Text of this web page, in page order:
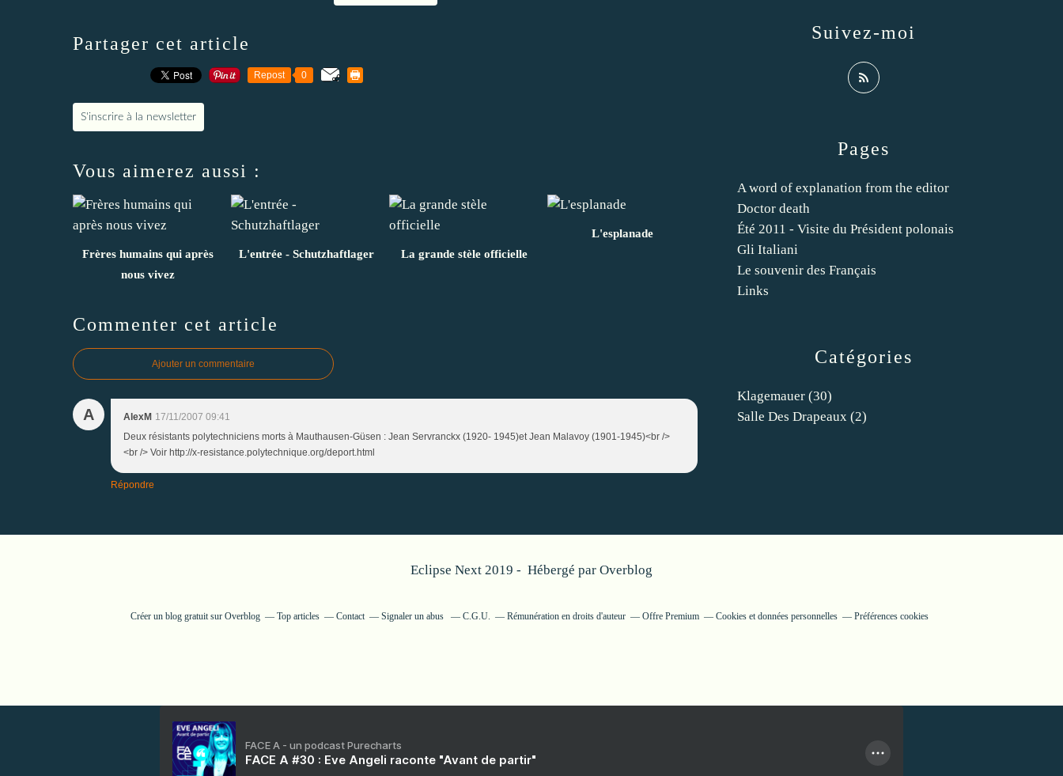
Partager cet article
Repost 0
S'inscrire à la newsletter
Vous aimerez aussi :
Frères humains qui après
nous vivez
L'entrée - Schutzhaftlager La grande stèle officielle
L'esplanade
Commenter cet article
Ajouter un commentaire
A AlexM 17/11/2007 09:41
Deux résistants polytechniciens morts à Mauthausen-Güsen : Jean Servranckx (1920- 1945)et Jean Malavoy (1901-1945)<br />
<br /> Voir http://x-resistance.polytechnique.org/deport.html
Répondre
Catégories
Klagemauer (30)
Salle Des Drapeaux (2)
Pages
A word of explanation from the editor
Doctor death
Été 2011 - Visite du Président polonais
Gli Italiani
Le souvenir des Français
Links
Suivez-moi
Eclipse Next 2019 - Hébergé par Overblog
Créer un blog gratuit sur Overblog Top articles Contact Signaler un abus C.G.U. Rémunération en droits d'auteur Offre Premium Cookies et données personnelles Préférences cookies
FACE A - un podcast Purecharts
FACE A #30 : Eve Angeli raconte "Avant de partir"